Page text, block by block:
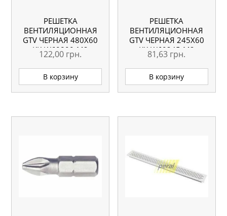
РЕШЕТКА
ВЕНТИЛЯЦИОННАЯ
GTV ЧЕРНАЯ 480Х60
KK-W60800-M2
122,00 грн.
В корзину
РЕШЕТКА
ВЕНТИЛЯЦИОННАЯ
GTV ЧЕРНАЯ 245Х60
KK-W60245-M2
81,63 грн.
В корзину